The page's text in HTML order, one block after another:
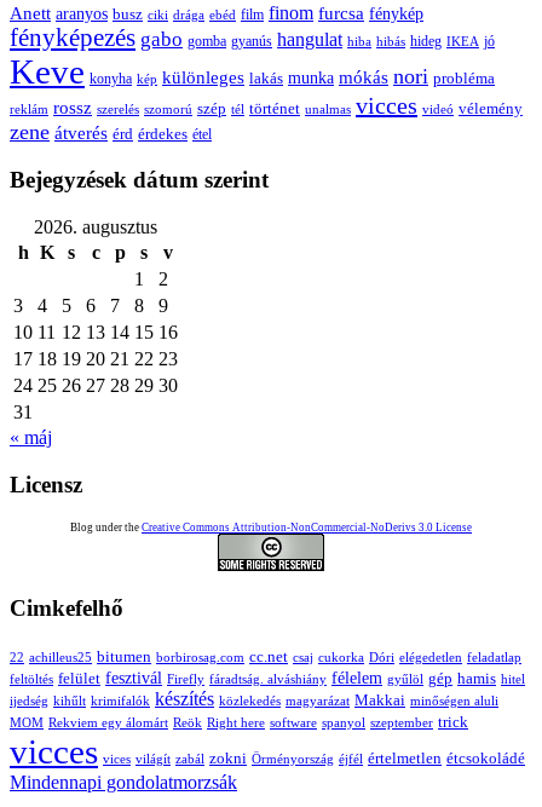
Anett aranyos busz ciki drága ebéd film finom furcsa fénykép
fényképezés gabo gomba gyanús hangulat hiba hibás hideg IKEA jó
Keve konyha kép különleges lakás munka mókás nori probléma
reklám rossz szerelés szomorú szép tél történet unalmas vicces videó vélemény
zene átverés érd érdekes étel
Bejegyzések dátum szerint
2026. augusztus
h K s c p s
v
1
2
3
4 5 6 7 8
9
10 11 12 13 14 15 16
17 18 19 20 21 22 23
24 25 26 27 28 29 30
31
« máj
Licensz
Blog under the Creative Commons Attribution-NonCommercial-NoDerivs 3.0 License
Cimkefelhő
22 achilleus25 bitumen borbirosag.com cc.net csaj cukorka Dóri elégedetlen feladatlap
feltöltés felület fesztivál Firefly fáradtság. alváshiány félelem gyűlöl gép hamis hitel
ijedség kihűlt krimifalók készítés közlekedés magyarázat Makkai minőségen aluli
MOM Rekviem egy álomárt Reök Right here software spanyol szeptember trick
vicces vices világít zabál zokni Örményország éjfél értelmetlen étcsokoládé
Mindennapi gondolatmorzsák